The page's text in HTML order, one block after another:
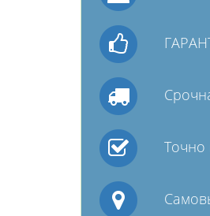
Точно